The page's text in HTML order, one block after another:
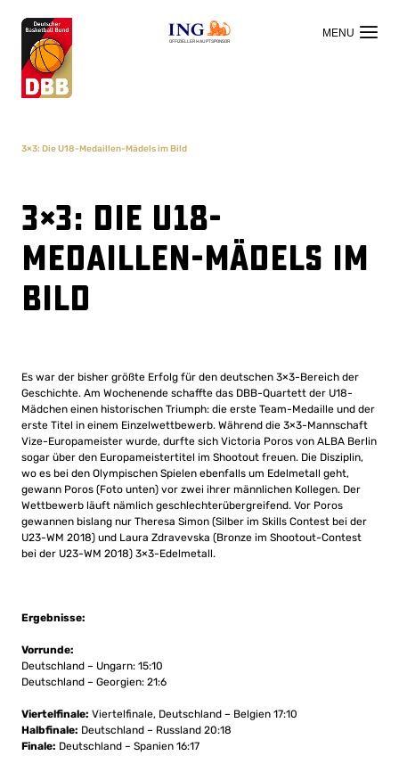
OFFIZIELLER HAUPTSPONSOR
3×3: Die U18-Medaillen-Mädels im Bild
3×3: Die U18-
Medaillen-Mädels im
Bild
Es war der bisher größte Erfolg für den deutschen 3×3-Bereich der
Geschichte. Am Wochenende schaffte das DBB-Quartett der U18-
Mädchen einen historischen Triumph: die erste Team-Medaille und der
erste Titel in einem Einzelwettbewerb. Während die 3×3-Mannschaft
Vize-Europameister wurde, durfte sich Victoria Poros von ALBA Berlin
sogar über den Europameistertitel im Shootout freuen. Die Disziplin,
wo es bei den Olympischen Spielen ebenfalls um Edelmetall geht,
gewann Poros (Foto unten) vor zwei ihrer männlichen Kollegen. Der
Wettbewerb läuft nämlich geschlechterübergreifend. Vor Poros
gewannen bislang nur Theresa Simon (Silber im Skills Contest bei der
U23-WM 2018) und Laura Zdravevska (Bronze im Shootout-Contest
bei der U23-WM 2018) 3×3-Edelmetall.
Ergebnisse:
Vorrunde:
Deutschland – Ungarn: 15:10
Deutschland – Georgien: 21:6
Viertelfinale: Viertelfinale, Deutschland – Belgien 17:10
Halbfinale: Deutschland – Russland 20:18
Finale: Deutschland – Spanien 16:17